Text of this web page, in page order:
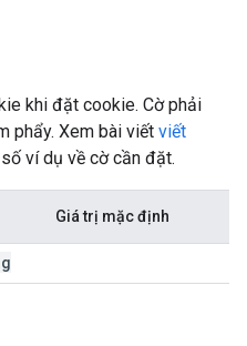
khi đặt cookie. Cờ phải
phẩy. Xem bài viết viết
ví dụ về cờ cần đặt.
Giá trị mặc định